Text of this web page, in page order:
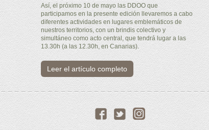
Así, el próximo 10 de mayo las DDOO que
participamos en la presente edición llevaremos a cabo
diferentes actividades en lugares emblemáticos de
nuestros territorios, con un brindis colectivo y
simultáneo como acto central, que tendrá lugar a las
13.30h (a las 12.30h, en Canarias).
Leer el artículo completo